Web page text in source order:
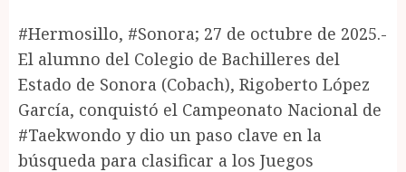
#Hermosillo, #Sonora; 27 de octubre de 2025.-
El alumno del Colegio de Bachilleres del
Estado de Sonora (Cobach), Rigoberto López
García, conquistó el Campeonato Nacional de
#Taekwondo y dio un paso clave en la
búsqueda para clasificar a los Juegos